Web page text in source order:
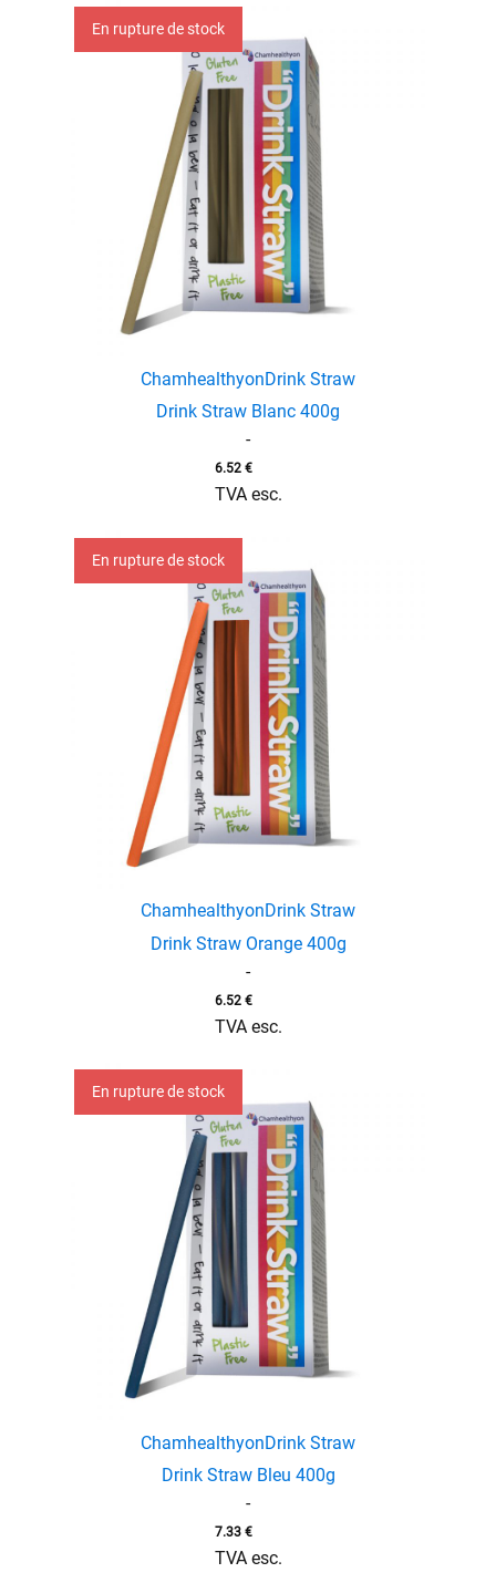
En rupture de stock
ChamhealthyonDrink Straw
Drink Straw Blanc 400g
-
6.52 €
TVA esc.
En rupture de stock
ChamhealthyonDrink Straw
Drink Straw Orange 400g
-
6.52 €
TVA esc.
En rupture de stock
ChamhealthyonDrink Straw
Drink Straw Bleu 400g
-
7.33 €
TVA esc.